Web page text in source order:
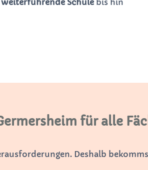
für alle
Deshalb